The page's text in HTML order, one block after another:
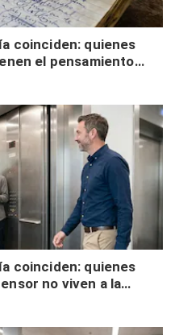
coinciden: quienes
el pensamiento
desinterés
coinciden: quienes
no viven a la
social